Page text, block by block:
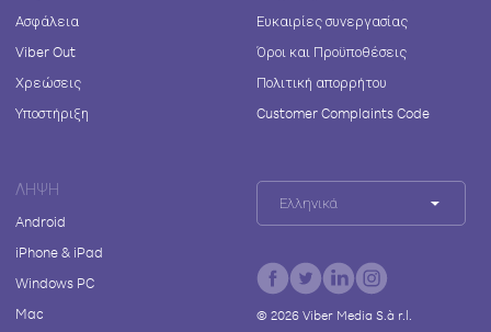
Ασφάλεια
Viber Out
Χρεώσεις
Υποστήριξη
Ευκαιρίες συνεργασίας
Όροι και Προϋποθέσεις
Πολιτική απορρήτου
Customer Complaints Code
ΛΉΨΗ
Android
iPhone & iPad
Windows PC
Mac
Ελληνικά
© 2026Viber Media S.à r.l.